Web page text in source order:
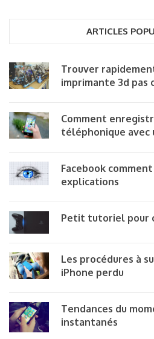
ARTICLES
Trouver
imprimante 3d pas
Comment
téléphonique avec
Facebook
explications
Petit tutoriel pour
Les procédures à
iPhone perdu
Tendances du
instantanés